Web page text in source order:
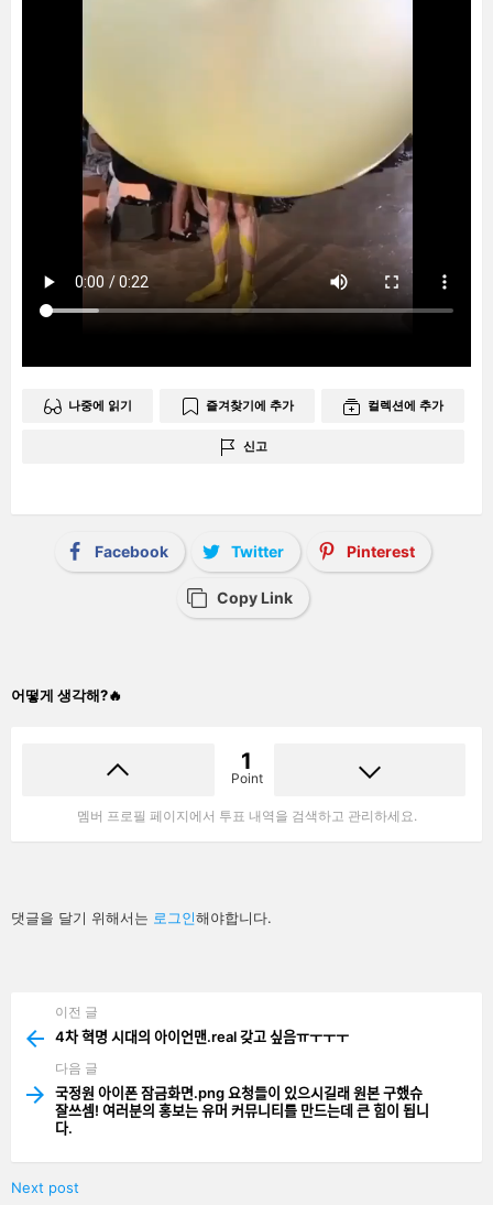
나중에 읽기 즐겨찾기에 추가 컬렉션에 추가
신고
Facebook Twitter Pinterest
Copy Link
어떻게 생각해?🔥
1
Point
멤버 프로필 페이지에서 투표 내역을 검색하고 관리하세요.
답
글
댓글을 달기 위해서는 로그인해야합니다.
more
이전 글
4차 혁명 시대의 아이언맨.real 갖고 싶음ㅠㅜㅜㅜ
다음 글
국정원 아이폰 잠금화면.png 요청들이 있으시길래 원본 구했슈
잘쓰셈! 여러분의 홍보는 유머 커뮤니티를 만드는데 큰 힘이 됩니
다.
Next post